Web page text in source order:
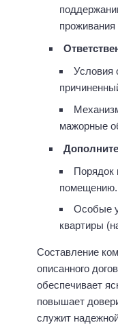
проживания
Условия
мажорные
Порядок
помещению.
Особые
квартиры
Составление
описанного
обеспечивает
повышает
служит